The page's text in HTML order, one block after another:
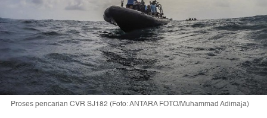
Proses pencarian CVR SJ182 (Foto: ANTARA FOTO/Muhammad Adimaja)